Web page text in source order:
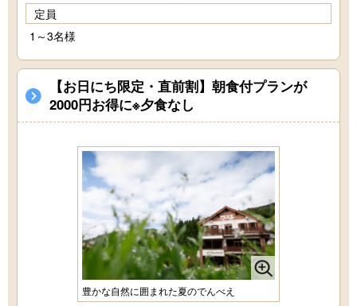
定員
1～3名様
【お日にち限定・直前割】朝食付プランが
2000円お得に※夕食なし
豊かな自然に囲まれた夏のでんべえ